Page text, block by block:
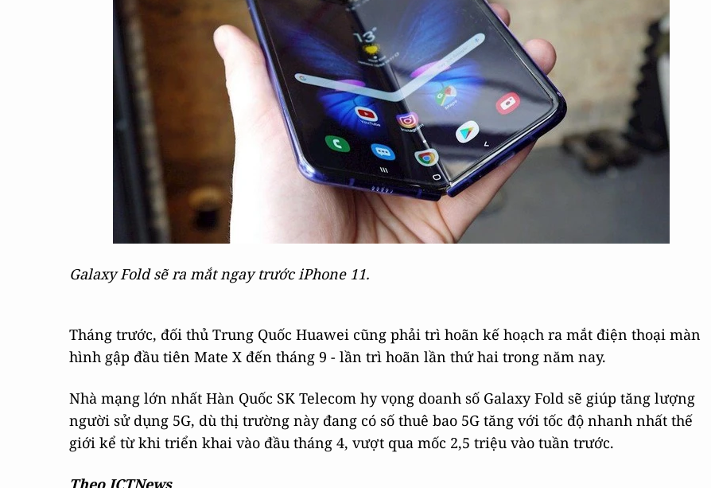
Galaxy Fold sẽ ra mắt ngay trước iPhone 11.
Tháng trước, đối thủ Trung Quốc Huawei cũng phải trì hoãn kế hoạch ra mắt điện thoại màn
hình gập đầu tiên Mate X đến tháng 9 - lần trì hoãn lần thứ hai trong năm nay.
Nhà mạng lớn nhất Hàn Quốc SK Telecom hy vọng doanh số Galaxy Fold sẽ giúp tăng lượng
người sử dụng 5G, dù thị trường này đang có số thuê bao 5G tăng với tốc độ nhanh nhất thế
giới kể từ khi triển khai vào đầu tháng 4, vượt qua mốc 2,5 triệu vào tuần trước.
Theo ICTNews